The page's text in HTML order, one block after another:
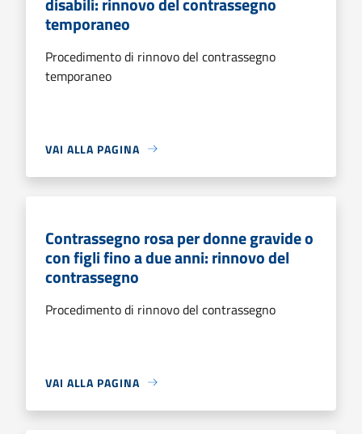
temporaneo
Procedimento di rinnovo del contrassegno
temporaneo
VAI ALLA PAGINA
Contrassegno rosa per donne gravide o
con figli fino a due anni: rinnovo del
contrassegno
Procedimento di rinnovo del contrassegno
VAI ALLA PAGINA